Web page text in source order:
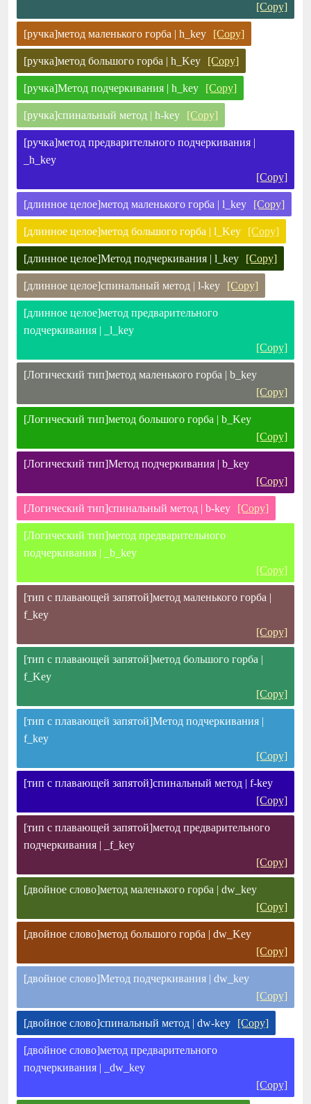
[Copy]
[ручка]метод маленького горба | h_key [Copy]
[ручка]метод большого горба | h_Key [Copy]
[ручка]Метод подчеркивания | h_key [Copy]
[ручка]спинальный метод | h-key [Copy]
[ручка]метод предварительного подчеркивания |
_h_key
[Copy]
[длинное целое]метод маленького горба | l_key [Copy]
[длинное целое]метод большого горба | l_Key [Copy]
[длинное целое]Метод подчеркивания | l_key [Copy]
[длинное целое]спинальный метод | l-key [Copy]
[длинное целое]метод предварительного
подчеркивания | _l_key
[Copy]
[Логический тип]метод маленького горба | b_key
[Copy]
[Логический тип]метод большого горба | b_Key
[Copy]
[Логический тип]Метод подчеркивания | b_key
[Copy]
[Логический тип]спинальный метод | b-key [Copy]
[Логический тип]метод предварительного
подчеркивания | _b_key
[Copy]
[тип с плавающей запятой]метод маленького горба |
f_key
[Copy]
[тип с плавающей запятой]метод большого горба |
f_Key
[Copy]
[тип с плавающей запятой]Метод подчеркивания |
f_key
[Copy]
[тип с плавающей запятой]спинальный метод | f-key
[Copy]
[тип с плавающей запятой]метод предварительного
подчеркивания | _f_key
[Copy]
[двойное слово]метод маленького горба | dw_key
[Copy]
[двойное слово]метод большого горба | dw_Key
[Copy]
[двойное слово]Метод подчеркивания | dw_key
[Copy]
[двойное слово]спинальный метод | dw-key [Copy]
[двойное слово]метод предварительного
подчеркивания | _dw_key
[Copy]